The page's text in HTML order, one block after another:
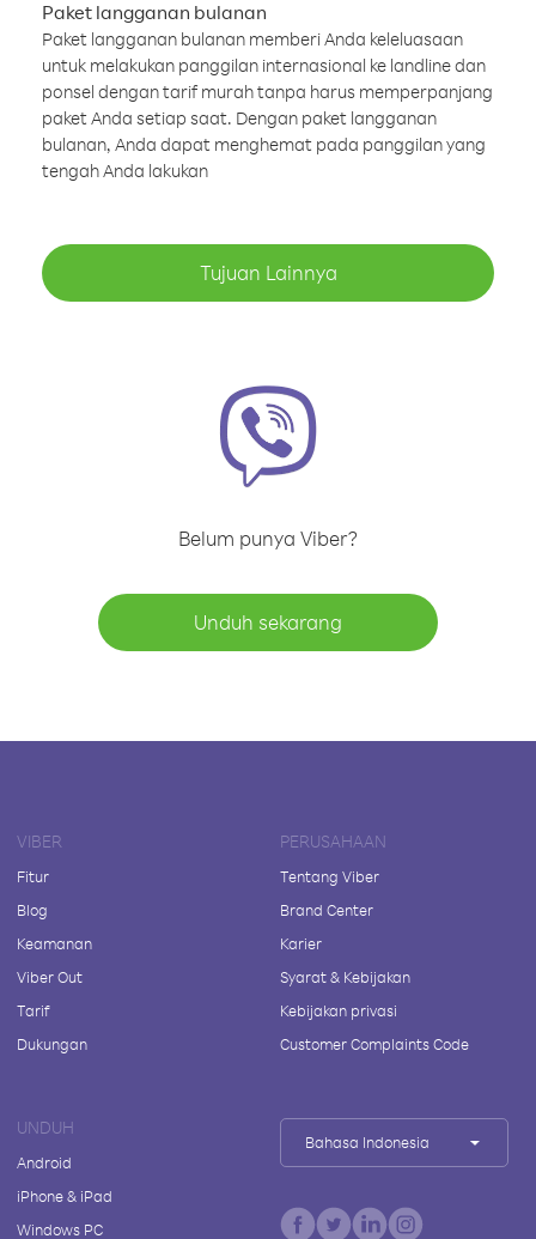
Paket langganan bulanan
Paket langganan bulanan memberi Anda keleluasaan
untuk melakukan panggilan internasional ke landline dan
ponsel dengan tarif murah tanpa harus memperpanjang
paket Anda setiap saat. Dengan paket langganan
bulanan, Anda dapat menghemat pada panggilan yang
tengah Anda lakukan
Tujuan Lainnya
Belum punya Viber?
Unduh sekarang
VIBER
Fitur
Blog
Keamanan
Viber Out
Tarif
Dukungan
PERUSAHAAN
Tentang Viber
Brand Center
Karier
Syarat & Kebijakan
Kebijakan privasi
Customer Complaints Code
UNDUH
Android
iPhone & iPad
Windows PC
Bahasa Indonesia